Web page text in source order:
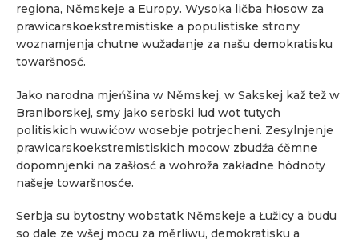
regiona, Němskeje a Europy. Wysoka ličba hłosow za
prawicarskoekstremistiske a populistiske strony
woznamjenja chutne wužadanje za našu demokratisku
towaršnosć.
Jako narodna mjeńšina w Němskej, w Sakskej kaž tež w
Braniborskej, smy jako serbski lud wot tutych
politiskich wuwićow wosebje potrjecheni. Zesylnjenje
prawicarskoekstremistiskich mocow zbudźa ćěmne
dopomnjenki na zašłosć a wohroža zakładne hódnoty
našeje towaršnosće.
Serbja su bytostny wobstatk Němskeje a Łužicy a budu
so dale ze wšej mocu za měrliwu, demokratisku a